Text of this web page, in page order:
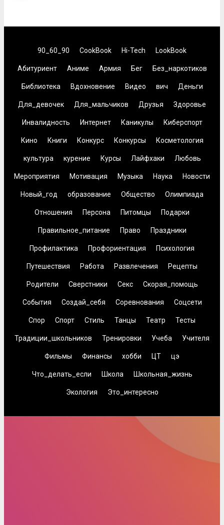
90_60_90 CookBook Hi-Tech LookBook
Абитуриент Аниме Армия Бег Без_наркотиков
Библиотека Вдохновение Видео вич Деньги
Для_девочек Для_мальчиков Друзья Здоровье
Инвалидность Интернет Каникулы Киберспорт
Кино Книги Конкурс Конкурсы Косметология
культура курение Курсы Лайфхаки Любовь
Мероприятия Мотивация Музыка Наука Новости
Новый_год образование Общество Олимпиада
Отношения Персона Питомцы Подарки
Правильное_питание Право Праздники
Профилактика Профориентация Психология
Путешествия Работа Развлечения Рецепты
Родители Сверстники Секс Скорая_помощь
События Создай_себя Соревнования Соцсети
Спор Спорт Стиль Танцы Театр Тесты
Традиции_школьников Тренировки Учеба Учителя
Фильмы Финансы хобби ЦТ цэ
Что_делать_если Школа Школьная_жизнь
Экология Это_интересно